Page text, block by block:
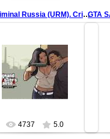
GTA Criminal Russia (URM). Criminal Girl (wide)
07.05.2009
http://cr-team.ru
http://gta.criminalrussia.ru
redfill
4737 5.0
GTA